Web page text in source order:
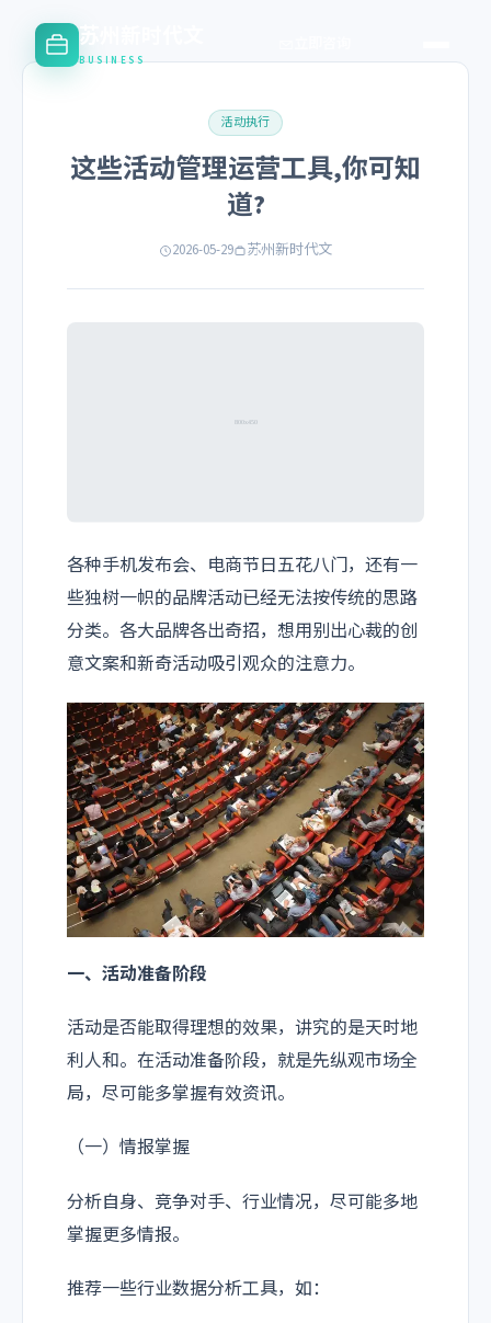
苏州新时代文
BUSINESS
活动执行
这些活动管理运营工具,你可知
道?
2026-05-29 苏州新时代文
各种手机发布会、电商节日五花八门，还有一
些独树一帜的品牌活动已经无法按传统的思路
分类。各大品牌各出奇招，想用别出心裁的创
意文案和新奇活动吸引观众的注意力。
一、活动准备阶段
活动是否能取得理想的效果，讲究的是天时地
利人和。在活动准备阶段，就是先纵观市场全
局，尽可能多掌握有效资讯。
（一）情报掌握
分析自身、竞争对手、行业情况，尽可能多地
掌握更多情报。
推荐一些行业数据分析工具，如：